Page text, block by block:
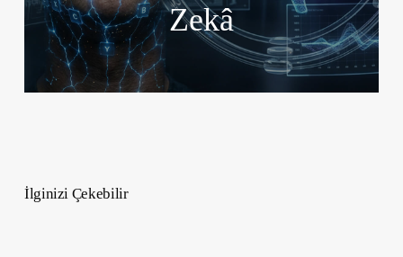
Zekâ
İlginizi Çekebilir